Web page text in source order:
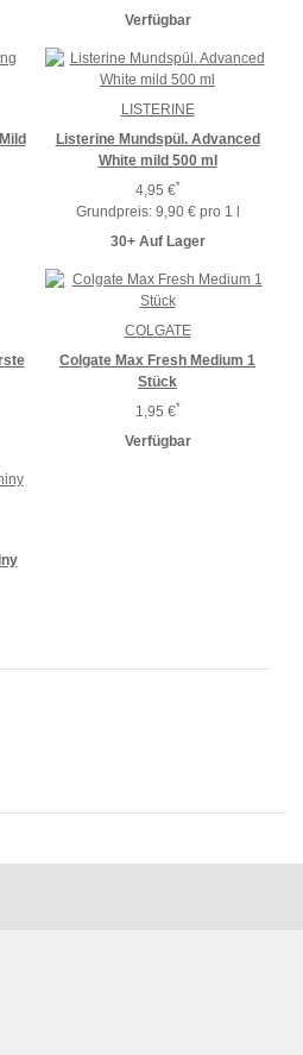
Verfügbar
Listerine Mundspül. Advanced
White mild 500 ml
4,95 €*
Grundpreis: 9,90 € pro 1 l
30+ Auf Lager
LISTERINE
Colgate Max Fresh Medium 1
Stück
1,95 €*
Verfügbar
COLGATE